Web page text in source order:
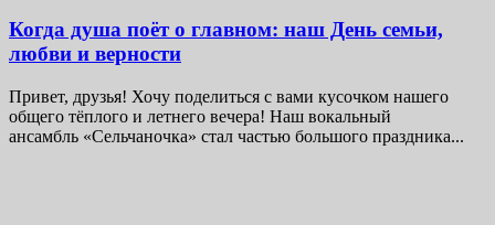
Когда душа поёт о главном: наш День семьи,
любви и верности
Привет, друзья! Хочу поделиться с вами кусочком нашего
общего тёплого и летнего вечера! Наш вокальный
ансамбль «Сельчаночка» стал частью большого праздника...